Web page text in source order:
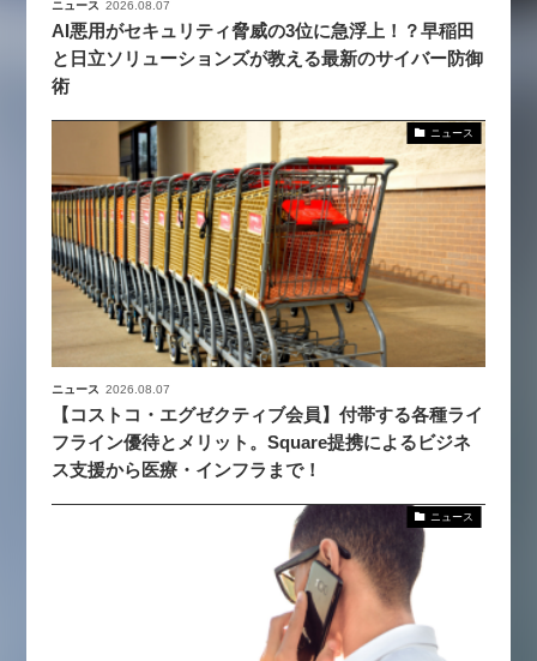
ニュース 2026.08.07
AI悪用がセキュリティ脅威の3位に急浮上！？早稲田
と日立ソリューションズが教える最新のサイバー防御
術
ニュース
ニュース 2026.08.07
【コストコ・エグゼクティブ会員】付帯する各種ライ
フライン優待とメリット。Square提携によるビジネ
ス支援から医療・インフラまで！
ニュース